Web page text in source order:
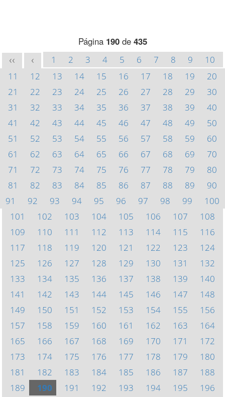
Página 190de 435
<< < 1 2 3 4 5 6 7 8 9
10
11
12 13 14 15 16 17 18 19
20
21
22 23 24 25 26 27 28 29
30
31
32 33 34 35 36 37 38 39
40
41
42 43 44 45 46 47 48 49
50
51
52 53 54 55 56 57 58 59
60
61
62 63 64 65 66 67 68 69
70
71
72 73 74 75 76 77 78 79
80
81
82 83 84 85 86 87 88 89
90
91
92 93 94 95 96 97 98 99
100
101
102 103 104 105 106 107
108
109
110 111 112 113 114 115
116
117
118 119 120 121 122 123
124
125
126 127 128 129 130 131
132
133
134 135 136 137 138 139
140
141
142 143 144 145 146 147
148
149
150 151 152 153 154 155
156
157
158 159 160 161 162 163
164
165
166 167 168 169 170 171
172
173
174 175 176 177 178 179
180
181
182 183 184 185 186 187
188
189
190 191 192 193 194 195
196